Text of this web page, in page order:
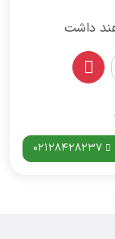
داشت